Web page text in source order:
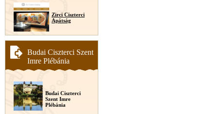
Zirci Ciszterci
Apátság
Budai Ciszterci Szent
Imre Plébánia
Budai Ciszterci
Szent Imre
Plébánia